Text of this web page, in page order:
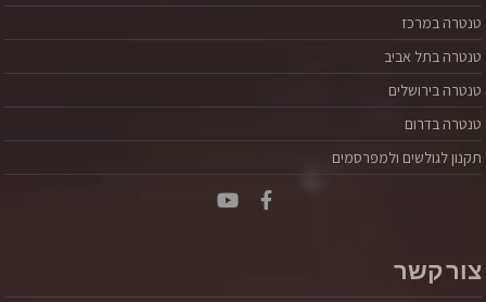
טנטרה במרכז
טנטרה בתל אביב
טנטרה בירושלים
טנטרה בדרום
תקנון לגולשים ולמפרסמים
צור קשר